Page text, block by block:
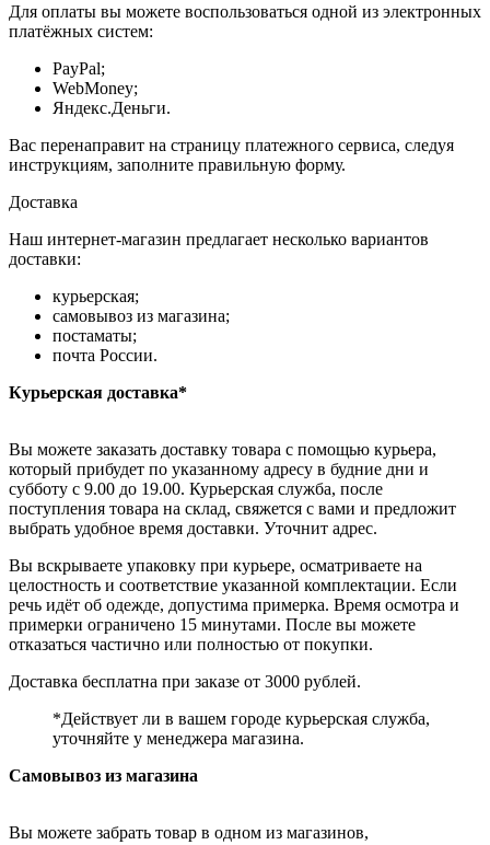
Для оплаты вы можете воспользоваться одной из электронных
платёжных систем:
PayPal;
WebMoney;
Яндекс.Деньги.
Вас перенаправит на страницу платежного сервиса, следуя
инструкциям, заполните правильную форму.
Доставка
Наш интернет-магазин предлагает несколько вариантов
доставки:
курьерская;
самовывоз из магазина;
постаматы;
почта России.
Курьерская доставка*
Вы можете заказать доставку товара с помощью курьера,
который прибудет по указанному адресу в будние дни и
субботу с 9.00 до 19.00. Курьерская служба, после
поступления товара на склад, свяжется с вами и предложит
выбрать удобное время доставки. Уточнит адрес.
Вы вскрываете упаковку при курьере, осматриваете на
целостность и соответствие указанной комплектации. Если
речь идёт об одежде, допустима примерка. Время осмотра и
примерки ограничено 15 минутами. После вы можете
отказаться частично или полностью от покупки.
Доставка бесплатна при заказе от 3000 рублей.
*Действует ли в вашем городе курьерская служба,
уточняйте у менеджера магазина.
Самовывоз из магазина
Вы можете забрать товар в одном из магазинов,